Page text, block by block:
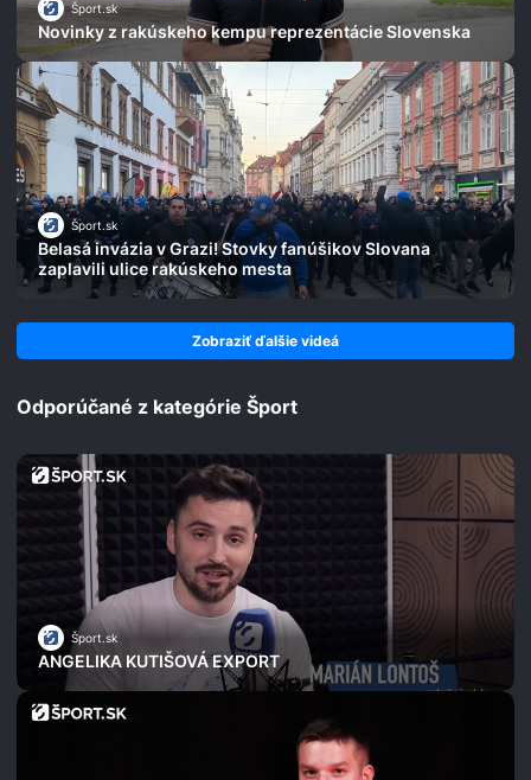
Šport.sk
Novinky z rakúskeho kempu reprezentácie Slovenska
Šport.sk
Belasá invázia v Grazi! Stovky fanúšikov Slovana
zaplavili ulice rakúskeho mesta
Zobraziť ďalšie videá
Odporúčané z kategórie Šport
Šport.sk
ANGELIKA KUTIŠOVÁ EXPORT